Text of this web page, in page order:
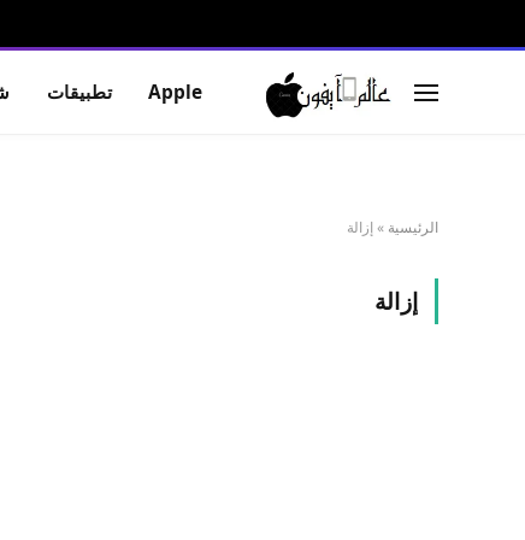
Apple تطبيقات
الرئيسية » إزالة
إزالة